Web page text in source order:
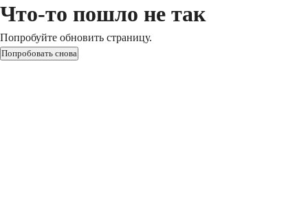
Что-то пошло не так
Попробуйте обновить страницу.
Попробовать снова